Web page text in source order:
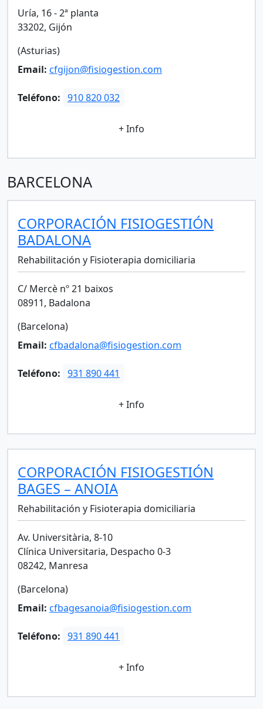
Uría, 16 - 2ª planta
33202, Gijón
(Asturias)
Email: cfgijon@fisiogestion.com
Teléfono: 910 820 032
+ Info
BARCELONA
CORPORACIÓN FISIOGESTIÓN
BADALONA
Rehabilitación y Fisioterapia domiciliaria
C/ Mercè nº 21 baixos
08911, Badalona
(Barcelona)
Email: cfbadalona@fisiogestion.com
Teléfono: 931 890 441
+ Info
CORPORACIÓN FISIOGESTIÓN
BAGES – ANOIA
Rehabilitación y Fisioterapia domiciliaria
Av. Universitària, 8-10
Clínica Universitaria, Despacho 0-3
08242, Manresa
(Barcelona)
Email: cfbagesanoia@fisiogestion.com
Teléfono: 931 890 441
+ Info